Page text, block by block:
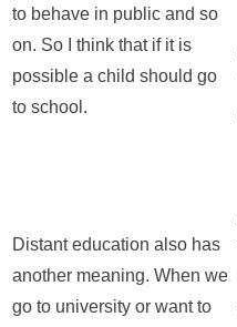
to behave in public and so
on. So I think that if it is
possible a child should go
to school.
Distant education also has
another meaning. When we
go to university or want to